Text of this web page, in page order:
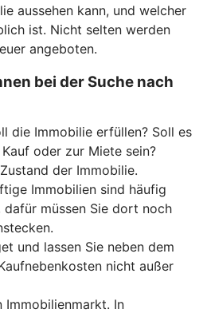
aussehen kann, und welcher
ist. Nicht selten werden
angeboten.
bei der Suche nach
die Immobilie erfüllen? Soll es
oder zur Miete sein?
der Immobilie.
Immobilien sind häufig
dafür müssen Sie dort noch
und lassen Sie neben dem
nicht außer
Immobilienmarkt. In